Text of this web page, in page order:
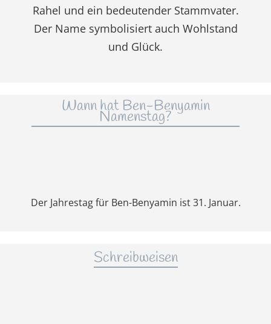
Rahel und ein bedeutender Stammvater.
Der Name symbolisiert auch Wohlstand
und Glück.
Wann hat Ben-Benyamin
Namenstag?
Der Jahrestag für Ben-Benyamin ist 31. Januar.
Schreibweisen